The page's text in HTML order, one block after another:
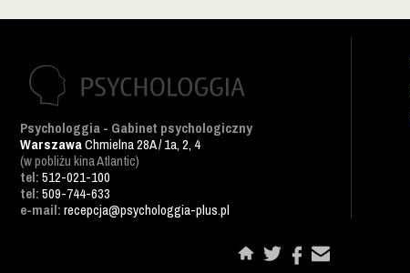
Psychologgia - Gabinet psychologiczny
WarszawaChmielna 28A / 1a, 2, 4
(w pobliżu kina Atlantic)
tel:512-021-100
tel:509-744-633
e-mail:recepcja@psychologgia-plus.pl